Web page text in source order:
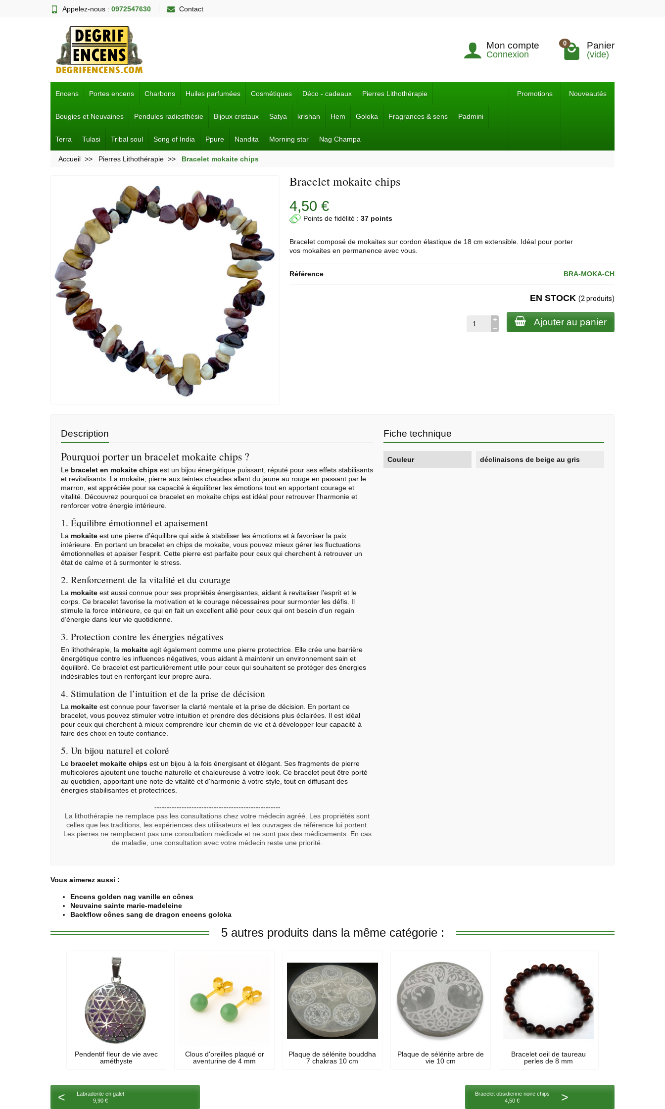
Appelez-nous : 0972547630 Contact
Mon compte
Connexion
0 Panier
(vide)
Encens Portes encens Charbons Huiles parfumées Cosmétiques Déco - cadeaux Pierres Lithothérapie
Bougies et Neuvaines Pendules radiesthésie Bijoux cristaux Satya krishan Hem Goloka Fragrances & sens Padmini
Terra Tulasi Tribal soul Song of India Ppure Nandita Morning star Nag Champa
Promotions Nouveautés
Accueil Pierres Lithothérapie Bracelet mokaite chips
Bracelet mokaite chips
4,50 €
Points de fidélité :37 points
Bracelet composé de mokaites sur cordon élastique de 18 cm extensible. Idéal pour porter
vos mokaites en permanence avec vous.
Référence BRA-MOKA-CH
EN STOCK (2 produits)
Ajouter au panier
Description
Pourquoi porter un bracelet mokaite chips ?
Le bracelet en mokaite chips est un bijou énergétique puissant, réputé pour ses effets stabilisants
et revitalisants. La mokaite, pierre aux teintes chaudes allant du jaune au rouge en passant par le
marron, est appréciée pour sa capacité à équilibrer les émotions tout en apportant courage et
vitalité. Découvrez pourquoi ce bracelet en mokaite chips est idéal pour retrouver l’harmonie et
renforcer votre énergie intérieure.
1. Équilibre émotionnel et apaisement
La mokaite est une pierre d’équilibre qui aide à stabiliser les émotions et à favoriser la paix
intérieure. En portant un bracelet en chips de mokaite, vous pouvez mieux gérer les fluctuations
émotionnelles et apaiser l’esprit. Cette pierre est parfaite pour ceux qui cherchent à retrouver un
état de calme et à surmonter le stress.
2. Renforcement de la vitalité et du courage
La mokaite est aussi connue pour ses propriétés énergisantes, aidant à revitaliser l’esprit et le
corps. Ce bracelet favorise la motivation et le courage nécessaires pour surmonter les défis. Il
stimule la force intérieure, ce qui en fait un excellent allié pour ceux qui ont besoin d'un regain
d’énergie dans leur vie quotidienne.
3. Protection contre les énergies négatives
En lithothérapie, la mokaite agit également comme une pierre protectrice. Elle crée une barrière
énergétique contre les influences négatives, vous aidant à maintenir un environnement sain et
équilibré. Ce bracelet est particulièrement utile pour ceux qui souhaitent se protéger des énergies
indésirables tout en renforçant leur propre aura.
4. Stimulation de l’intuition et de la prise de décision
La mokaite est connue pour favoriser la clarté mentale et la prise de décision. En portant ce
bracelet, vous pouvez stimuler votre intuition et prendre des décisions plus éclairées. Il est idéal
pour ceux qui cherchent à mieux comprendre leur chemin de vie et à développer leur capacité à
faire des choix en toute confiance.
5. Un bijou naturel et coloré
Le bracelet mokaite chips est un bijou à la fois énergisant et élégant. Ses fragments de pierre
multicolores ajoutent une touche naturelle et chaleureuse à votre look. Ce bracelet peut être porté
au quotidien, apportant une note de vitalité et d'harmonie à votre style, tout en diffusant des
énergies stabilisantes et protectrices.
---------------------------------------------------
La lithothérapie ne remplace pas les consultations chez votre médecin agréé. Les propriétés sont
celles que les traditions, les expériences des utilisateurs et les ouvrages de référence lui portent.
Les pierres ne remplacent pas une consultation médicale et ne sont pas des médicaments. En cas
de maladie, une consultation avec votre médecin reste une priorité.
Fiche technique
Couleur déclinaisons de beige au gris
Vous aimerez aussi :
Encens golden nag vanille en cônes
Neuvaine sainte marie-madeleine
Backflow cônes sang de dragon encens goloka
5 autres produits dans la même catégorie :
Pendentif fleur de vie avec
améthyste
Clous d'oreilles plaqué or
aventurine de 4 mm
Plaque de sélénite bouddha
7 chakras 10 cm
Plaque de sélénite arbre de
vie 10 cm
Bracelet oeil de taureau
perles de 8 mm
<
Labradorite en galet
9,90 €
Bracelet obsidienne noire chips
4,50 €
>